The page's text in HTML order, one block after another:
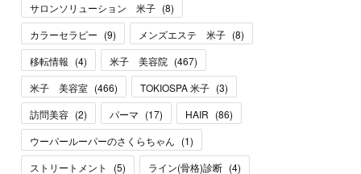
サロンソリューション 米子 (8)
カラーセラピー (9) メンズエステ 米子 (8)
移転情報 (4) 米子 美容院 (467)
米子 美容室 (466) TOKIOSPA 米子 (3)
訪問美容 (2) パーマ (17) HAIR (86)
ウーパールーパーのさくらちゃん (1)
ストリートメント
(5) ライン(骨格)診断 (4)